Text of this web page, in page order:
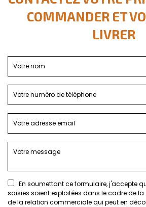
COMMANDER ET
LIVRER
En soumettant ce formulaire, j'accepte
saisies soient exploitées dans le cadre de
de la relation commerciale qui peut en